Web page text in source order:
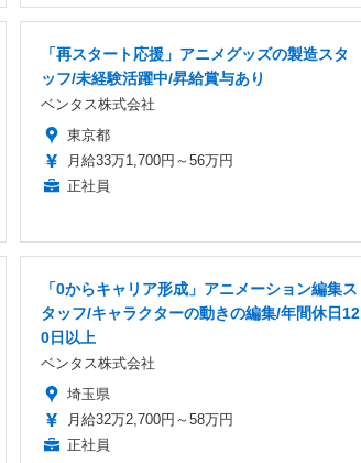
「再スタート応援」アニメグッズの製造スタ
ッフ/未経験活躍中/昇給賞与あり
ベンタス株式会社
東京都
月給33万1,700円～56万円
正社員
「0からキャリア形成」アニメーション編集ス
タッフ/キャラクターの動きの編集/年間休日12
0日以上
ベンタス株式会社
埼玉県
月給32万2,700円～58万円
正社員